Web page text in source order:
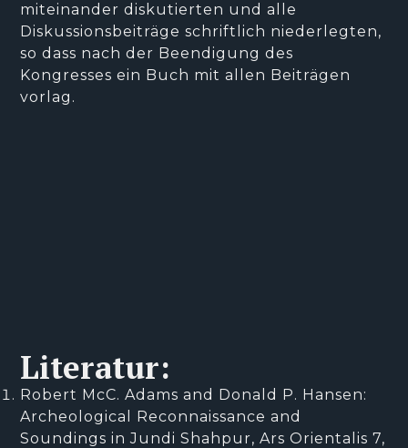
miteinander diskutierten und alle
Diskussionsbeiträge schriftlich niederlegten,
so dass nach der Beendigung des
Kongresses ein Buch mit allen Beiträgen
vorlag.
Literatur:
Robert McC. Adams and Donald P. Hansen:
Archeological Reconnaissance and
Soundings in Jundi Shahpur, Ars Orientalis 7,